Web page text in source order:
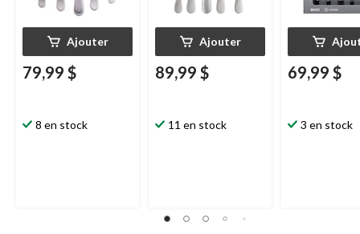
Ajouter
79,99 $
8 en stock
Ajouter
89,99 $
11 en stock
69,99 $
3 en stock